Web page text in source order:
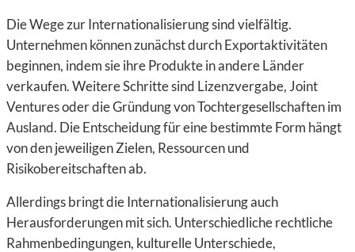
Die Wege zur Internationalisierung sind vielfältig.
Unternehmen können zunächst durch Exportaktivitäten
beginnen, indem sie ihre Produkte in andere Länder
verkaufen. Weitere Schritte sind Lizenzvergabe, Joint
Ventures oder die Gründung von Tochtergesellschaften im
Ausland. Die Entscheidung für eine bestimmte Form hängt
von den jeweiligen Zielen, Ressourcen und
Risikobereitschaften ab.
Allerdings bringt die Internationalisierung auch
Herausforderungen mit sich. Unterschiedliche rechtliche
Rahmenbedingungen, kulturelle Unterschiede,